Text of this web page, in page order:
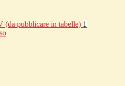
(da pubblicare in tabelle) 1